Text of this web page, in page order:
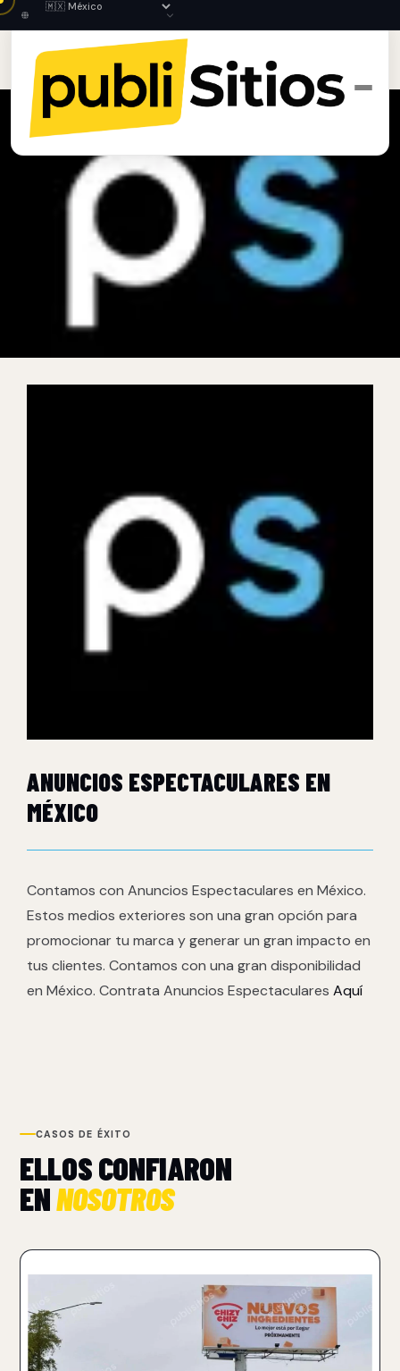
ANUNCIOS ESPECTACULARES EN
MÉXICO
Contamos con Anuncios Espectaculares en México.
Estos medios exteriores son una gran opción para
promocionar tu marca y generar un gran impacto en
tus clientes. Contamos con una gran disponibilidad
en México. Contrata Anuncios Espectaculares Aquí
CASOS DE ÉXITO
ELLOS CONFIARON
ENNOSOTROS